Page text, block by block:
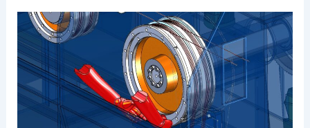
Comprobando
la
Ergonomía
con
Solidworks